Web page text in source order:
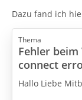
Dazu fand ich
Thema
Fehler beim
connect
Hallo Liebe